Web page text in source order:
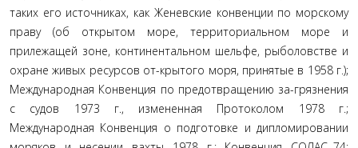
таких его источниках, как Женевские конвенции по морскому
праву (об открытом море, территориальном море и
прилежащей зоне, континентальном шельфе, рыболовстве и
охране живых ресурсов от-крытого моря, принятые в 1958 г.);
Международная Конвенция по предотвращению за-грязнения
с судов 1973 г., измененная Протоколом 1978 г.;
Международная Конвенция о подготовке и дипломировании